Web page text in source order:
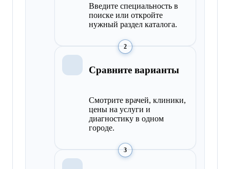
Введите специальность в
поиске или откройте
нужный раздел каталога.
2
Сравните варианты
Смотрите врачей, клиники,
цены на услуги и
диагностику в одном
городе.
3